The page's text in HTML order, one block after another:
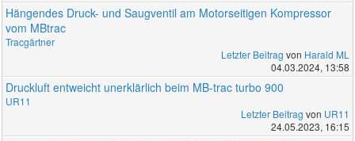
Hängendes Druck- und Saugventil am Motorseitigen Kompressor
vom MBtrac
Tracgärtner
Letzter Beitrag von Harald ML
04.03.2024, 13:58
Druckluft entweicht unerklärlich beim MB-trac turbo 900
UR11
Letzter Beitrag von UR11
24.05.2023, 16:15